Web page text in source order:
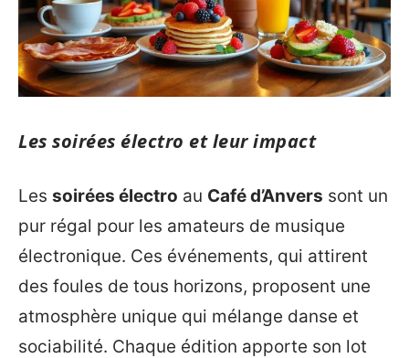
Les soirées électro et leur impact
Les soirées électro au Café d’Anvers sont un
pur régal pour les amateurs de musique
électronique. Ces événements, qui attirent
des foules de tous horizons, proposent une
atmosphère unique qui mélange danse et
sociabilité. Chaque édition apporte son lot